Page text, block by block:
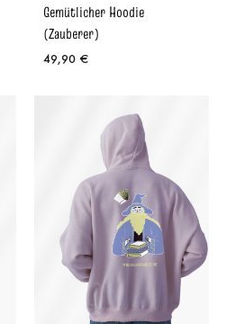
Gemütlicher Hoodie
(Zauberer)
49,90 €